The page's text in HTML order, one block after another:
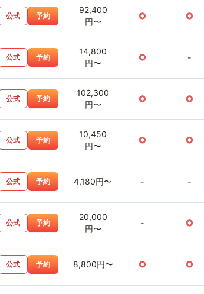
公式 予約
92,400
円〜
○ ○
公式 予約
14,800
円〜
○ -
公式 予約
102,300
円〜
○ ○
公式 予約
10,450
円〜
○ ○
公式 予約 4,180円〜 - -
公式 予約
20,000
円〜
- ○
公式 予約 8,800円〜 ○ ○